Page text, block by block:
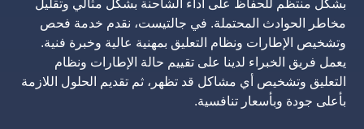
بشكل منتظم للحفاظ على أداء الشاحنة بشكل مثالي وتقليل
مخاطر الحوادث المحتملة. في جالتيست، نقدم خدمة فحص
وتشخيص الإطارات ونظام التعليق بمهنية عالية وخبرة فنية.
يعمل فريق الخبراء لدينا على تقييم حالة الإطارات ونظام
التعليق وتشخيص أي مشاكل قد تظهر، ثم تقديم الحلول اللازمة
بأعلى جودة وبأسعار تنافسية.